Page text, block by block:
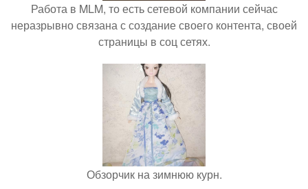
Работа в MLM, то есть сетевой компании сейчас
неразрывно связана с создание своего контента, своей
страницы в соц сетях.
Обзорчик на зимнюю курн.